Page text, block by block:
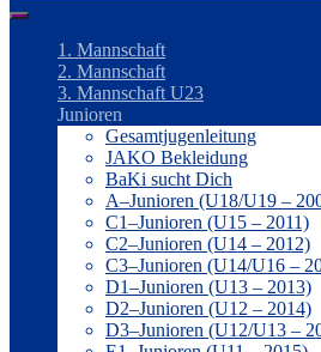
1. Mannschaft
2. Mannschaft
3. Mannschaft U23
Junioren
Gesamtjugenleitung
JAKO Bekleidung
BaKi sucht Dich
A–Junioren (U18/U19 –
C1–Junioren (U15 – 2011)
C2–Junioren (U14 – 2012)
C3–Junioren (U14/U16 –
D1–Junioren (U13 – 2013)
D2–Junioren (U12 – 2014)
D3–Junioren (U12/U13 –